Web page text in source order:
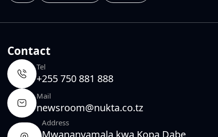
Contact
Tel
+255 750 881 888
Mail
newsroom@nukta.co.tz
Address